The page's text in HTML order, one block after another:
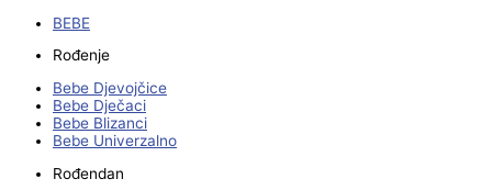
BEBE
Rođenje
Bebe Djevojčice
Bebe Dječaci
Bebe Blizanci
Bebe Univerzalno
Rođendan